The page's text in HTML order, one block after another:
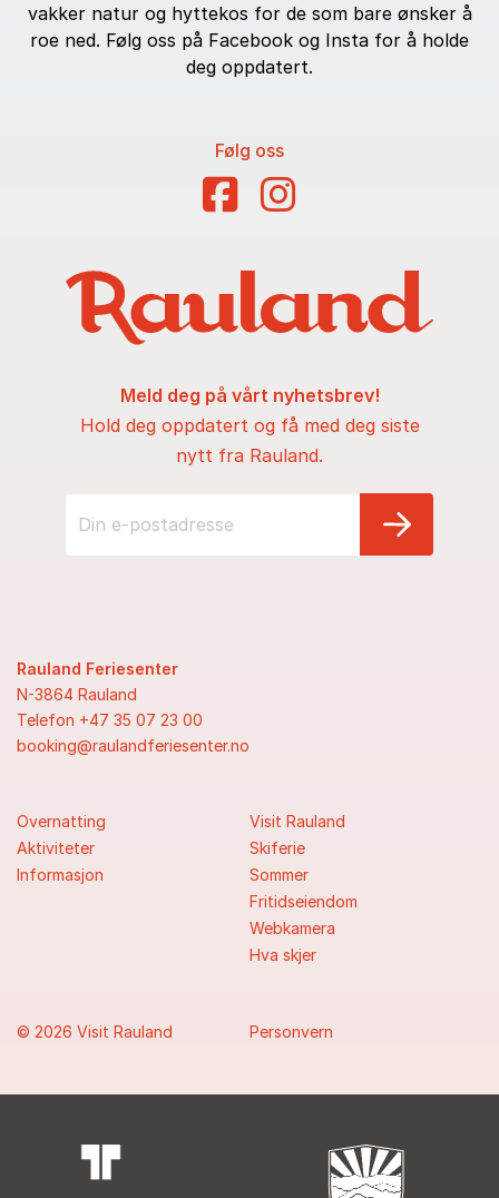
vakker natur og hyttekos for de som bare ønsker å
roe ned. Følg oss på Facebook og Insta for å holde
deg oppdatert.
Følg oss
Rauland Feriesenter
N-3864 Rauland
Telefon +47 35 07 23 00
booking@raulandferiesenter.no
Overnatting
Aktiviteter
Informasjon
Visit Rauland
Skiferie
Sommer
Fritidseiendom
Webkamera
Hva skjer
Meld deg på vårt nyhetsbrev!
Hold deg oppdatert og få med deg siste
nytt fra Rauland.
© 2026 Visit Rauland Personvern